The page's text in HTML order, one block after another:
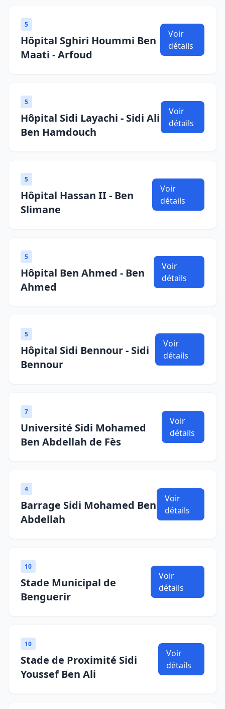
5
Hôpital Sghiri Hoummi Ben
Maati - Arfoud
Voir
détails
5
Hôpital Sidi Layachi - Sidi Ali
Ben Hamdouch
Voir
détails
5
Hôpital Hassan II - Ben
Slimane
Voir
détails
5
Hôpital Ben Ahmed - Ben
Ahmed
Voir
détails
5
Hôpital Sidi Bennour - Sidi
Bennour
Voir
détails
7
Université Sidi Mohamed
Ben Abdellah de Fès
Voir
détails
4
Barrage Sidi Mohamed Ben
Abdellah
Voir
détails
10
Stade Municipal de
Benguerir
Voir
détails
10
Stade de Proximité Sidi
Youssef Ben Ali
Voir
détails